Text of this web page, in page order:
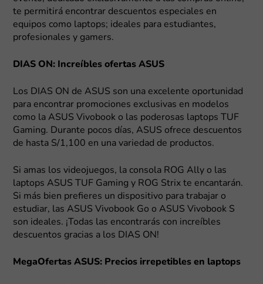
te permitirá encontrar descuentos especiales en
equipos como laptops; ideales para estudiantes,
profesionales y gamers.
DIAS ON: Increíbles ofertas ASUS
Los DIAS ON de ASUS son una excelente oportunidad
para encontrar promociones exclusivas en modelos
como la ASUS Vivobook o las poderosas laptops TUF
Gaming. Durante pocos días, ASUS ofrece descuentos
de hasta S/1,100 en una variedad de productos.
Si amas los videojuegos, la consola ROG Ally o las
laptops ASUS TUF Gaming y ROG Strix te encantarán.
Si más bien prefieres un dispositivo para trabajar o
estudiar, las ASUS Vivobook Go o ASUS Vivobook S
son ideales. ¡Todas las encontrarás con increíbles
descuentos gracias a los DIAS ON!
MegaOfertas ASUS: Precios irrepetibles en laptops